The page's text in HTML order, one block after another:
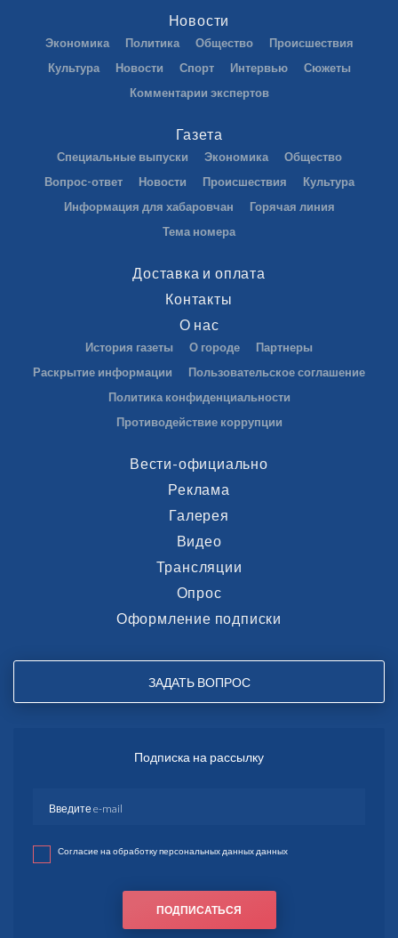
Новости
Экономика Политика Общество
Происшествия
Культура
Новости Спорт Интервью
Сюжеты
Комментарии экспертов
Газета
Специальные выпуски Экономика
Общество
Вопрос-ответ
Новости Происшествия
Культура
Информация для хабаровчан
Горячая линия
Тема номера
Доставка и оплата
Контакты
О нас
История газеты О городе
Партнеры
Раскрытие информации
Пользовательское соглашение
Политика конфиденциальности
Противодействие коррупции
Вести-официально
Реклама
Галерея
Видео
Трансляции
Опрос
Оформление подписки
ЗАДАТЬ ВОПРОС
Подписка на рассылку
Согласие на обработку персональных данных данных
ПОДПИСАТЬСЯ